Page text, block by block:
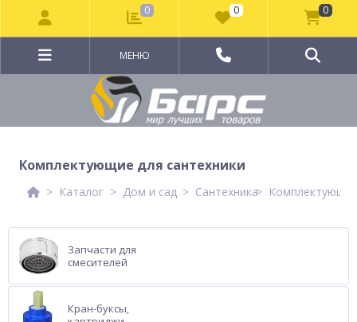
МЕНЮ
Комплектующие для сантехники
Каталог Дом и сад Сантехника
Запчасти для
смесителей
Кран-буксы,
0 0 0